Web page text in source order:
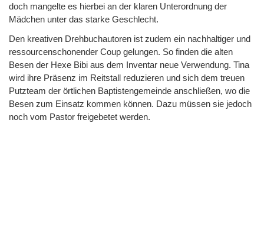
doch mangelte es hierbei an der klaren Unterordnung der
Mädchen unter das starke Geschlecht.
Den kreativen Drehbuchautoren ist zudem ein nachhaltiger und
ressourcenschonender Coup gelungen. So finden die alten
Besen der Hexe Bibi aus dem Inventar neue Verwendung. Tina
wird ihre Präsenz im Reitstall reduzieren und sich dem treuen
Putzteam der örtlichen Baptistengemeinde anschließen, wo die
Besen zum Einsatz kommen können. Dazu müssen sie jedoch
noch vom Pastor freigebetet werden.